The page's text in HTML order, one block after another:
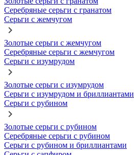
Серебряные серьги с гранатом
Серьги с жемчугом
Золотые серьги с жемчугом
Серебряные серьги с жемчугом
Серьги с изумрудом
Золотые серьги с изумрудом
Серьги с изумрудом и бриллиантами
Серьги с рубином
Золотые серьги с рубином
Серебряные серьги с рубином
Серьги с рубином и бриллиантами